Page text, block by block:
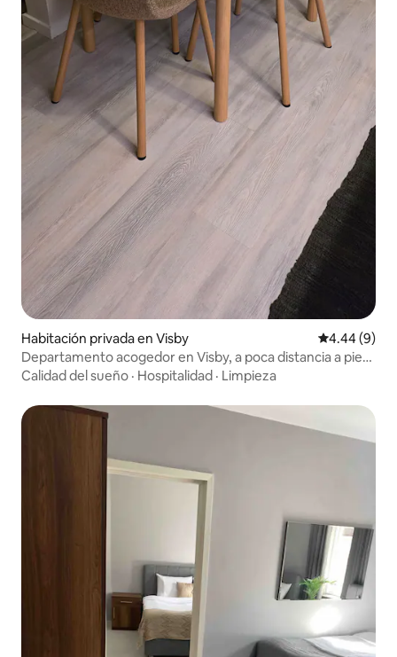
Habitación privada en Visby Calificación
4.44 (9)
Departamento acogedor en Visby, a poca distancia a pie
de la ciudad.
Calidad del sueño · Hospitalidad · Limpieza